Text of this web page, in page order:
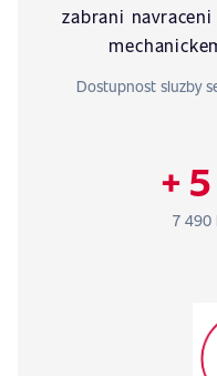
zabrani
Dostupnost sluzby
+
7 490